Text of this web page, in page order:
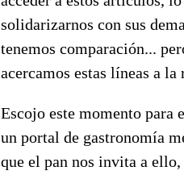
solidarizarnos con sus
tenemos comparación...
acercamos estas líneas a
Escojo este momento para
un portal de gastronomía
que el pan nos invita a